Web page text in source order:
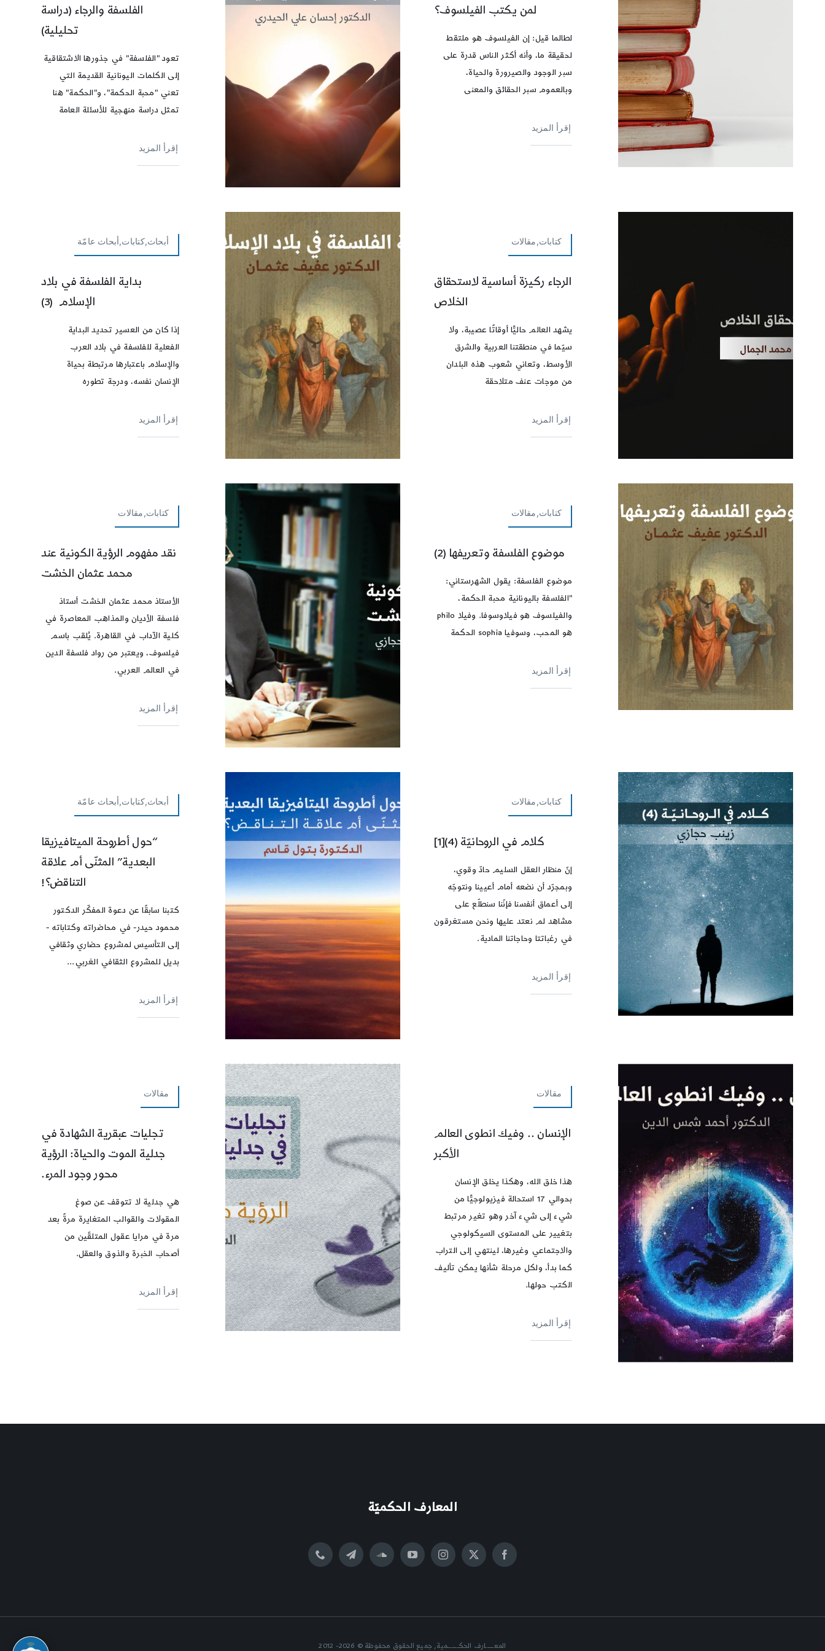
لمن يكتب الفيلسوف؟
لطالما قيل: إن الفيلسوف هو ملتقط
لحقيقة ما، وأنه أكثر الناس قدرة على
سبر الوجود والصيرورة والحياة،
وبالعموم سبر الحقائق والمعنى
إقرأ المزيد
الفلسفة والرجاء (دراسة
تحليلية)
تعود "الفلسفة" في جذورها الاشتقاقية
إلى الكلمات اليونانية القديمة التي
تعني "محبة الحكمة"، و"الحكمة" هنا
تمثل دراسة منهجية للأسئلة العامة
إقرأ المزيد
كتابات,مقالات
الرجاء ركيزة أساسية لاستحقاق
الخلاص
يشهد العالم حاليًّا أوقاتًا عصيبة، ولا
سيّما في منطقتنا العربية والشرق
الأوسط، وتعاني شعوب هذه البلدان
من موجات عنف متلاحقة
إقرأ المزيد
أبحاث,كتابات,أبحاث عامّة
بداية الفلسفة في بلاد
الإسلام (3)
إذا كان من العسير تحديد البداية
الفعلية للفلسفة في بلاد العرب
والإسلام باعتبارها مرتبطة بحياة
الإنسان نفسه، ودرجة تطوره
إقرأ المزيد
كتابات,مقالات
موضوع الفلسفة وتعريفها (2)
موضوع الفلسفة: يقول الشهرستاني:
"الفلسفة باليونانية محبة الحكمة،
والفيلسوف هو فيلاوسوفا. وفيلا philo
هو المحب، وسوفيا sophia الحكمة
إقرأ المزيد
كتابات,مقالات
نقد مفهوم الرؤية الكونية عند
محمد عثمان الخشت
الأستاذ محمد عثمان الخشت أستاذ
فلسفة الأديان والمذاهب المعاصرة في
كلية الآداب في القاهرة. يُلقب باسم
فيلسوف، ويعتبر من رواد فلسفة الدين
في العالم العربي.
إقرأ المزيد
كتابات,مقالات
كلام في الروحانيّة (4)[1]
إنّ منظار العقل السلیم حادّ وقوي،
وبمجرّد أن نضعه أمام أعیینا ونتوجّه
إلى أعماق أنفسنا فإنّنا سنطلّع على
مشاهد لم نعتد علیها ونحن مستغرقون
في رغباتتا وحاجاتنا المادیة.
إقرأ المزيد
أبحاث,كتابات,أبحاث عامّة
“حول أطروحة الميتافيزيقا
البعدية” المثنّى أم علاقة
التناقض؟!
كتبنا سابقًا عن دعوة المفكّر الدكتور
محمود حيدر- في محاضراته وكتاباته -
إلى التأسيس لمشروع حضاري وثقافي
بديل للمشروع الثقافي الغربي...
إقرأ المزيد
مقالات
الإنسان .. وفيك انطوى العالم
الأكبر
هذا خلق الله، وهكذا يخلق الإنسان
بحوالي 17 استحالة فيزيولوجيًّا من
شيء إلى شيء آخر وهو تغير مرتبط
بتغيير على المستوى السيكولوجي
والاجتماعي وغيرها، لينتهي إلى التراب
كما بدأ، ولكل مرحلة شأنها يمكن تأليف
الكتب حولها.
إقرأ المزيد
مقالات
تجليات عبقرية الشهادة في
جدلية الموت والحياة: الرؤية
محور وجود المرء.
هي جدلية لا تتوقف عن صوغ
المقولات والقوالب المتغايرة مرةً بعد
مرة في مرايا عقول المتلقّين من
أصحاب الخبرة والذوق والعقل.
إقرأ المزيد
المعارف الحكميّة
المعــــــارف الحكــــــــمية, جميع الحقوق محفوظة © 2026- 2012